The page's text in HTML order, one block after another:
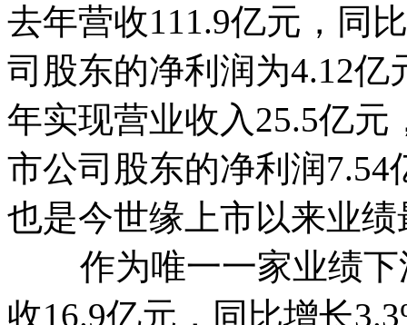
去年营收111.9亿元，同
司股东的净利润为4.12亿
年实现营业收入25.5亿元
市公司股东的净利润7.54
也是今世缘上市以来业
作为唯一一家业绩下
收16.9亿元，同比增长